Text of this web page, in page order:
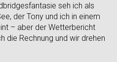
seh ich als
der Tony und ich in einem
– aber der Wetterbericht
die Rechnung und wir drehen